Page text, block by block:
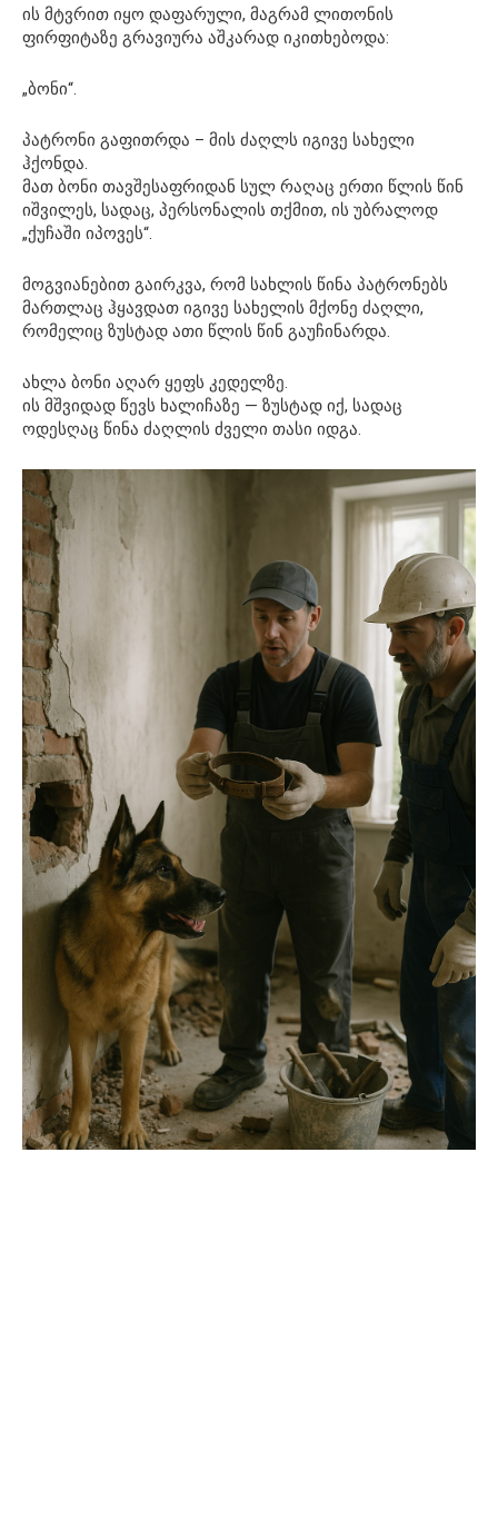
ის მტვრით იყო დაფარული, მაგრამ ლითონის
ფირფიტაზე გრავიურა აშკარად იკითხებოდა:
„ბონი“.
პატრონი გაფითრდა – მის ძაღლს იგივე სახელი
ჰქონდა.
მათ ბონი თავშესაფრიდან სულ რაღაც ერთი წლის წინ
იშვილეს, სადაც, პერსონალის თქმით, ის უბრალოდ
„ქუჩაში იპოვეს“.
მოგვიანებით გაირკვა, რომ სახლის წინა პატრონებს
მართლაც ჰყავდათ იგივე სახელის მქონე ძაღლი,
რომელიც ზუსტად ათი წლის წინ გაუჩინარდა.
ახლა ბონი აღარ ყეფს კედელზე.
ის მშვიდად წევს ხალიჩაზე — ზუსტად იქ, სადაც
ოდესღაც წინა ძაღლის ძველი თასი იდგა.